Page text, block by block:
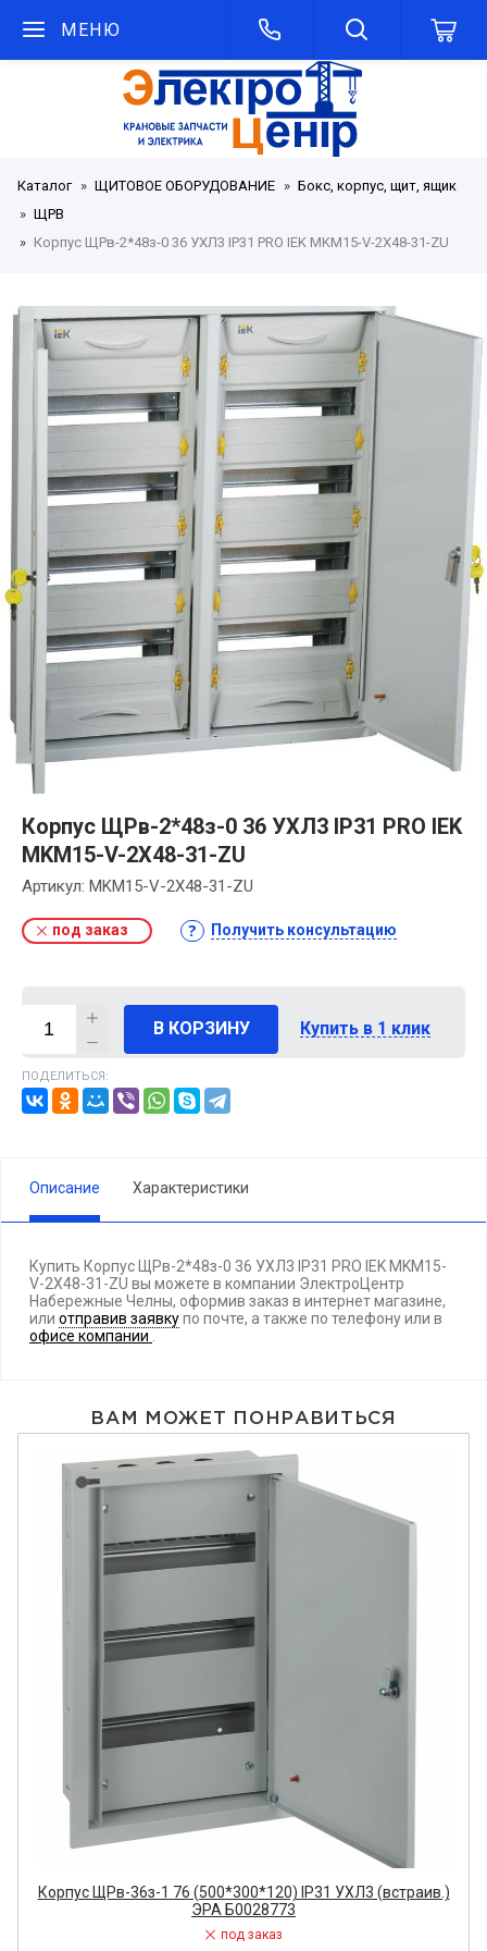
МЕНЮ
Каталог ЩИТОВОЕ ОБОРУДОВАНИЕ
Бокс, корпус, щит, ящик
ЩРВ
Корпус ЩРв-2*48з-0 36 УХЛ3 IP31 PRO IEK MKM15-V-2X48-31-ZU
Корпус ЩРв-2*48з-0 36 УХЛ3 IP31 PRO IEK
MKM15-V-2X48-31-ZU
Артикул: MKM15-V-2X48-31-ZU
под заказ Получить консультацию
В КОРЗИНУ Купить в 1 клик
ПОДЕЛИТЬСЯ:
Описание Характеристики
Купить Корпус ЩРв-2*48з-0 36 УХЛ3 IP31 PRO IEK MKM15-
V-2X48-31-ZU вы можете в компании ЭлектроЦентр
Набережные Челны, оформив заказ в интернет магазине,
или отправив заявкупо почте, а также по телефонуили в
офисе компании
ВАМ МОЖЕТ ПОНРАВИТЬСЯ
Корпус ЩРв-36з-1 76 (500*300*120) IP31 УХЛ3 (встраив.)
ЭРА Б0028773
под заказ